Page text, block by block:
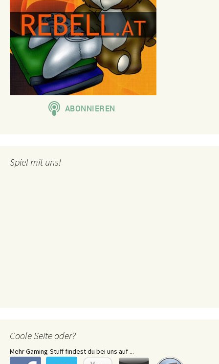
Spiel mit uns!
Coole Seite oder?
Mehr Gaming-Stuff findest du bei uns auf ...